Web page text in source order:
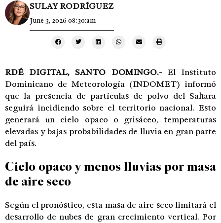
SULAY RODRÍGUEZ
June 3, 2026 08:30:am
RDÉ DIGITAL, SANTO DOMINGO.-El Instituto
Dominicano de Meteorología (INDOMET) informó
que la presencia de partículas de polvo del Sahara
seguirá incidiendo sobre el territorio nacional. Esto
generará un cielo opaco o grisáceo, temperaturas
elevadas y bajas probabilidades de lluvia en gran parte
del país.
Cielo opaco y menos lluvias por masa
de aire seco
Según el pronóstico, esta masa de aire seco limitará el
desarrollo de nubes de gran crecimiento vertical. Por